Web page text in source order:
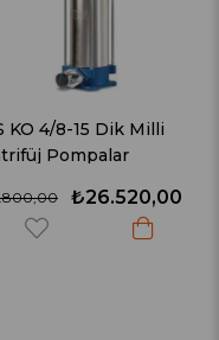
APS-KO 4/9-15
Santrifüj
₺42.600,00